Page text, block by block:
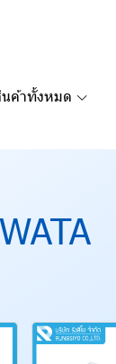
ค้าทั้งหมด